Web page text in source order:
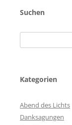
Suchen
nach:
Kategorien
Abend des Lichts
Danksagungen